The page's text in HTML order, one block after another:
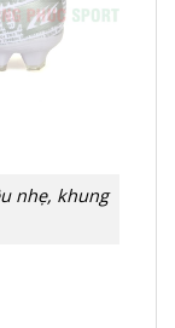
nhẹ, khung